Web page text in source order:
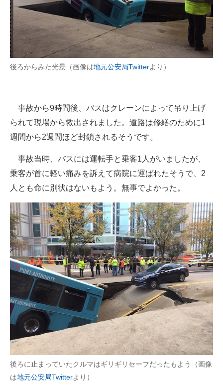
後ろからみた光景（画像は地元公安局Twitterより）
事故から9時間後、バスはクレーンによって吊り上げ
られて現場から救出されました。道路は修繕のために1
週間から2週間ほど封鎖されるそうです。
事故当時、バスには運転手と乗客1人がいましたが、
乗客が首に軽い痛みを訴えて病院に運ばれたそうで、2
人とも命に別状はないもよう。無事でよかった。
後ろに止まっていたクルマはギリギリセーフだったもよう（画像
は地元公安局Twitterより）